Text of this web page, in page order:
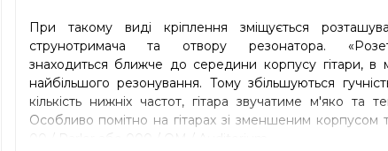
При такому виді кріплення зміщується
струнотримача та отвору резонатора.
знаходиться ближче до середини корпусу гітари, в
найбільшого резонування. Тому збільшуються
кількість нижніх частот, гітара звучатиме м'яко та
Особливо помітно на гітарах зі зменшеним корпусом
00 / Parlor або 000 / OM / Auditorium.